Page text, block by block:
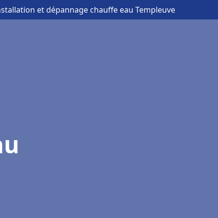
et dépannage chauffe eau Templeuve